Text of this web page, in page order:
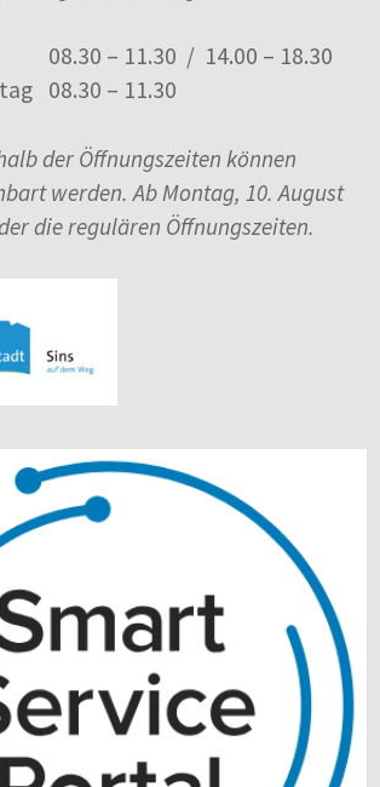
08.30 – 11.30 / 14.00 – 18.30
08.30 – 11.30
der Öffnungszeiten können
werden. Ab Montag, 10. August
die regulären Öffnungszeiten.